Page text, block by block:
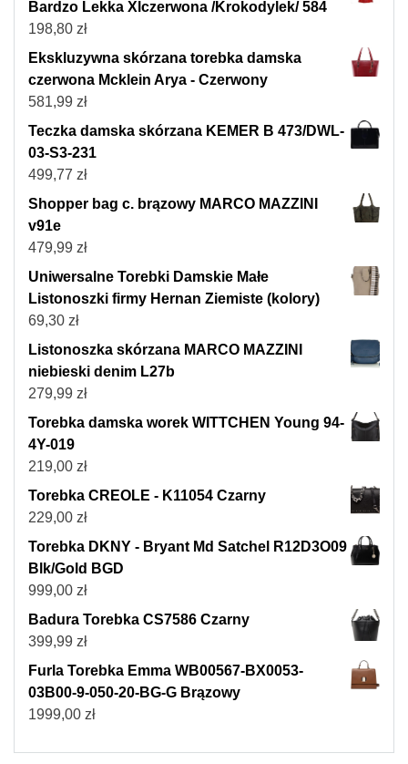
Bardzo Lekka Xlczerwona /Krokodylek/ 584
198,80 zł
Ekskluzywna skórzana torebka damska
czerwona Mcklein Arya - Czerwony
581,99 zł
Teczka damska skórzana KEMER B 473/DWL-
03-S3-231
499,77 zł
Shopper bag c. brązowy MARCO MAZZINI
v91e
479,99 zł
Uniwersalne Torebki Damskie Małe
Listonoszki firmy Hernan Ziemiste (kolory)
69,30 zł
Listonoszka skórzana MARCO MAZZINI
niebieski denim L27b
279,99 zł
Torebka damska worek WITTCHEN Young 94-
4Y-019
219,00 zł
Torebka CREOLE - K11054 Czarny
229,00 zł
Torebka DKNY - Bryant Md Satchel R12D3O09
Blk/Gold BGD
999,00 zł
Badura Torebka CS7586 Czarny
399,99 zł
Furla Torebka Emma WB00567-BX0053-
03B00-9-050-20-BG-G Brązowy
1999,00 zł